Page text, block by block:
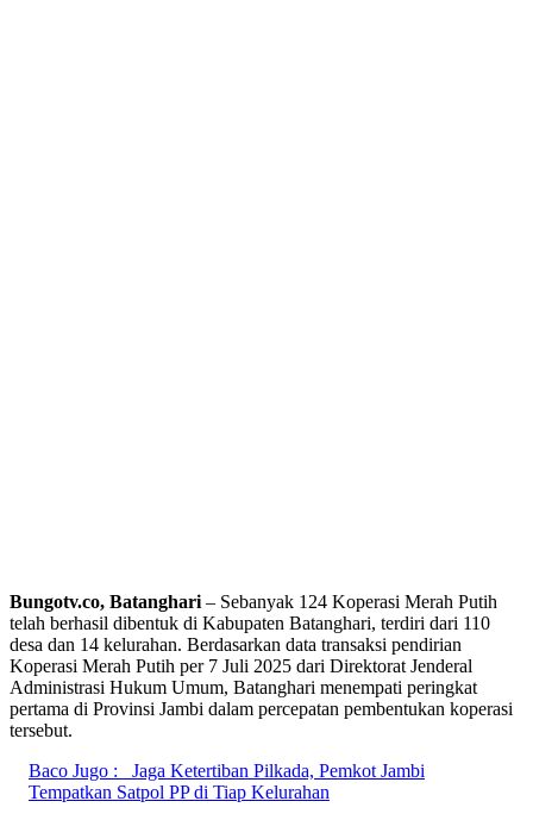
Bungotv.co, Batanghari – Sebanyak 124 Koperasi Merah Putih
telah berhasil dibentuk di Kabupaten Batanghari, terdiri dari 110
desa dan 14 kelurahan. Berdasarkan data transaksi pendirian
Koperasi Merah Putih per 7 Juli 2025 dari Direktorat Jenderal
Administrasi Hukum Umum, Batanghari menempati peringkat
pertama di Provinsi Jambi dalam percepatan pembentukan koperasi
tersebut.
Baco Jugo :
Jaga Ketertiban Pilkada, Pemkot Jambi
Tempatkan Satpol PP di Tiap Kelurahan